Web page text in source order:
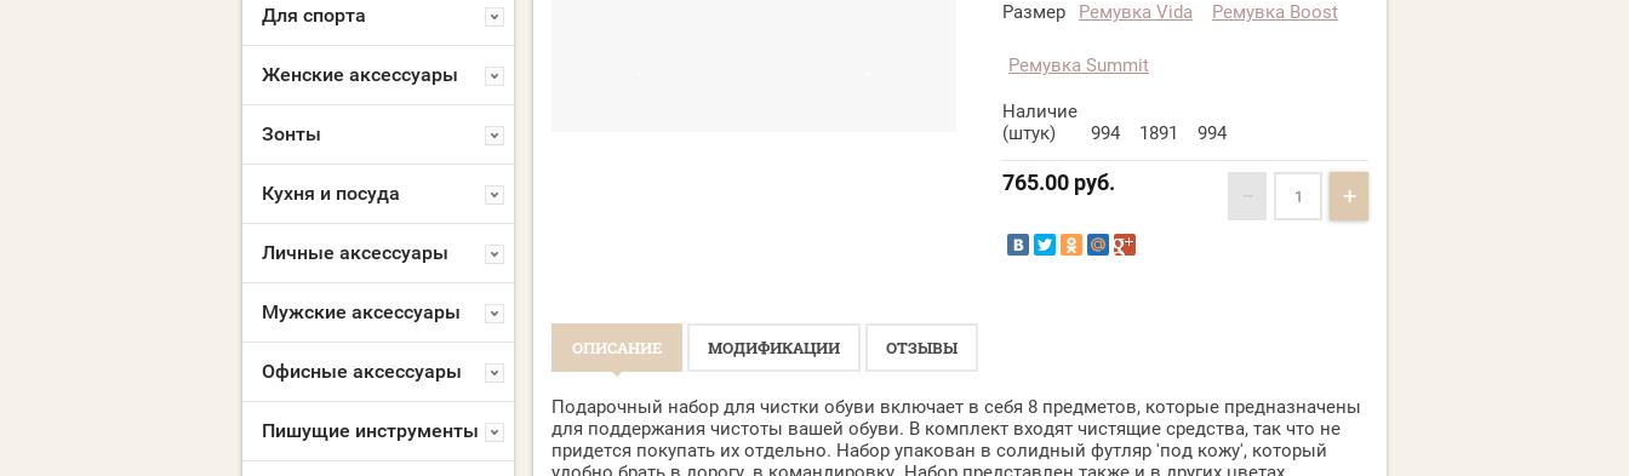
Для спорта
Женские аксессуары
Зонты
Кухня и посуда
Личные аксессуары
Мужские аксессуары
Офисные аксессуары
Пишущие инструменты
Размер
Ремувка Vida Ремувка Boost
Ремувка Summit
Наличие
(штук)
994 1891 994
765.00 руб. − +
ОПИСАНИЕ МОДИФИКАЦИИ ОТЗЫВЫ
Подарочный набор для чистки обуви включает в себя 8 предметов, которые предназначены
для поддержания чистоты вашей обуви. В комплект входят чистящие средства, так что не
придется покупать их отдельно. Набор упакован в солидный футляр 'под кожу', который